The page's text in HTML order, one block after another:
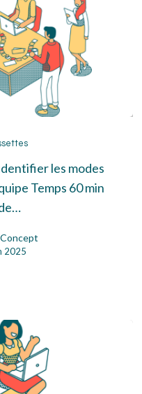
les modes
Temps 60 min
2025